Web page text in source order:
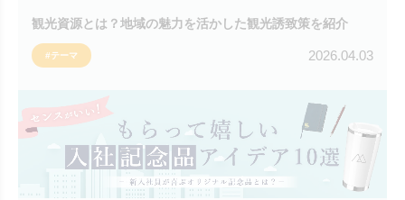
観光資源とは？地域の魅力を活かした観光誘致策を紹介
#テーマ 2026.04.03